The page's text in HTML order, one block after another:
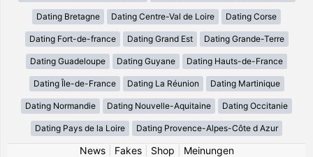
Dating Bretagne Dating Centre-Val de Loire Dating Corse
Dating Fort-de-france Dating Grand Est Dating Grande-Terre
Dating Guadeloupe Dating Guyane Dating Hauts-de-France
Dating Île-de-France Dating La Réunion Dating Martinique
Dating Normandie Dating Nouvelle-Aquitaine Dating Occitanie
Dating Pays de la Loire Dating Provence-Alpes-Côte d Azur
News| Fakes| Shop
Meinungen